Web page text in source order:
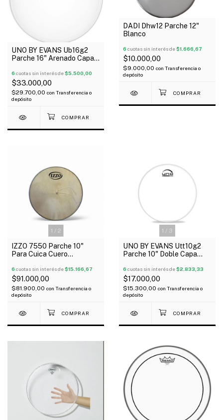
UNO BY EVANS Ub16g2
Parche 16" Arenado Capa
6 cuotas sin interés de$5.500,00
$33.000,00
$29.700,00 con Transferencia o
depósito
DADI Dhw12 Parche 12"
Blanco
6 cuotas sin interés de$1.666,67
$10.000,00
$9.000,00 con Transferencia o
depósito
1 / 2
IZZO 7550 Parche 10"
Para Cuica Cuero
6 cuotas sin interés de$15.166,67
$91.000,00
$81.900,00 con Transferencia o
depósito
1 / 3
UNO BY EVANS Utt10g2
Parche 10" Doble Capa
6 cuotas sin interés de$2.833,33
$17.000,00
$15.300,00 con Transferencia o
depósito